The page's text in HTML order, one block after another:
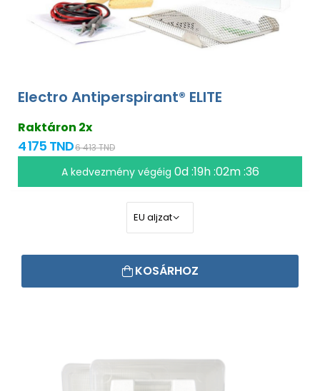
Electro Antiperspirant® ELITE
Raktáron 2x
4 175 TND6 413 TND
A kedvezmény végéig 0d :19h :02m :35
KOSÁRHOZ